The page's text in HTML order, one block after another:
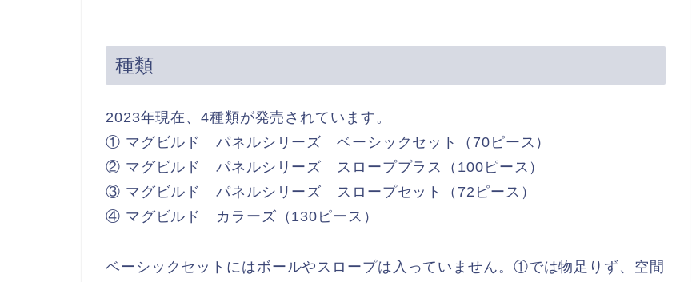
種類
2023年現在、4種類が発売されています。
① マグビルド パネルシリーズ ベーシックセット（70ピース）
② マグビルド パネルシリーズ スローププラス（100ピース）
③ マグビルド パネルシリーズ スロープセット（72ピース）
④ マグビルド カラーズ（130ピース）
ベーシックセットにはボールやスロープは入っていません。①では物足りず、空間